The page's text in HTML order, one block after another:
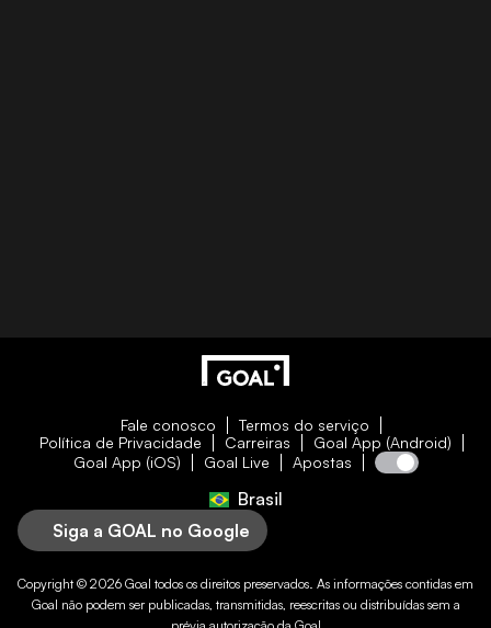
Fale conosco
Termos do serviço
Política de Privacidade
Carreiras
Goal App (Android)
Goal App (iOS)
Goal Live Apostas
Brasil
Siga a GOAL no Google
Copyright © 2026 Goal todos os direitos preservados. As informações contidas em
Goal não podem ser publicadas, transmitidas, reescritas ou distribuídas sem a